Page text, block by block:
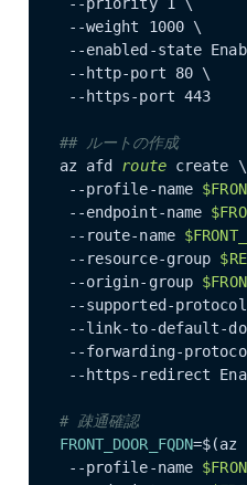
--weight 1000 \
--enabled-state
--http-port 80 \
--https-port 443
## ルートの作成
az afd
route create \
--profile-name
--endpoint-name
--route-name
--resource-group
--origin-group
--supported-
--link-to-default-
--forwarding-
--https-redirect
# 疎通確認
FRONT_DOOR_FQDN=$(az
--profile-name